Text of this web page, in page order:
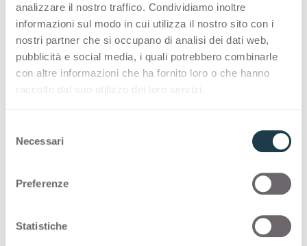
analizzare il nostro traffico. Condividiamo inoltre
informazioni sul modo in cui utilizza il nostro sito con i
nostri partner che si occupano di analisi dei dati web,
pubblicità e social media, i quali potrebbero combinarle
con altre informazioni che ha fornito loro o che hanno
raccolto dal suo utilizzo dei loro servizi.
Necessari
Preferenze
Statistiche
d’Arpaainsi que laprofondeur distinctive des
couleurs de FENIX , qui se marie àl’aspect
polyvalent deFormica, aux nuances
métalliquesd’Homapal et à lamalléabilité de
Getacore en matière de salle de bains. À travers
de manière esthétique et fonctionnelle
, mettant
en valeur une offre étendue qui répond à tous
les besoins en matière de design.
nouveaux décors
pour trois lignes de produits